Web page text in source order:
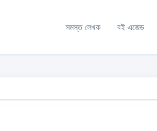
সমস্ত লেখক বই এজেড